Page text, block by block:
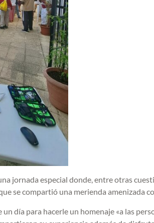
jornada especial donde, entre otras
se compartió una merienda amenizada
día para hacerle un homenaje «a las